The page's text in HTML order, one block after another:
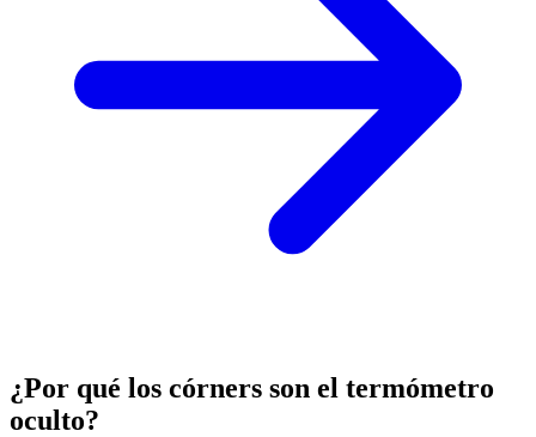
¿Por qué los córners son el termómetro
oculto?